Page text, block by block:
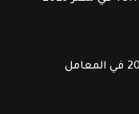
سعر تحليل فيتامين د 2023 في المعامل